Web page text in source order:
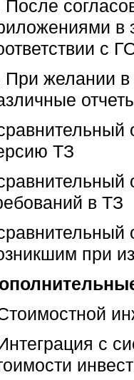
После
в
с
При желании
ТЗ
в ТЗ
при
с